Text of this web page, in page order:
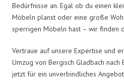
Bedürfnisse an. Egal ob du einen
Möbeln planst oder eine große
sperrigen Möbeln hast – wir finden
Vertraue auf unsere Expertise und
Umzug von Bergisch Gladbach nach
jetzt für ein unverbindliches